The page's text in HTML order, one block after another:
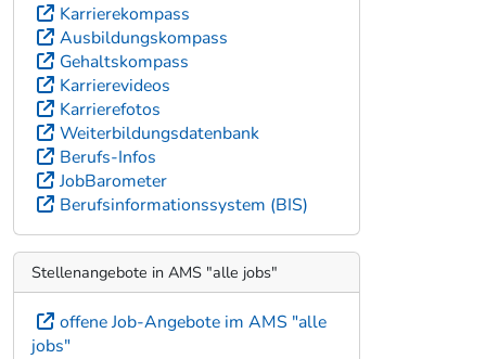
Karrierekompass
Ausbildungskompass
Gehaltskompass
Karrierevideos
Karrierefotos
Weiterbildungsdatenbank
Berufs-Infos
JobBarometer
Berufsinformationssystem (BIS)
Stellenangebote in AMS "alle jobs"
offene Job-Angebote im AMS "alle
jobs"